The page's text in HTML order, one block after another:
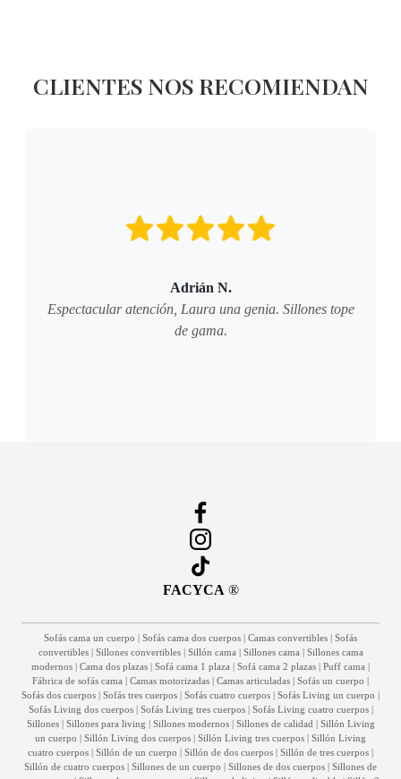
CLIENTES NOS RECOMIENDAN
Adrián N.
Espectacular atención, Laura una genia. Sillones tope
de gama.
FACYCA ®
Sofás cama un cuerpo Sofás cama dos cuerpos Camas convertibles
Sofás
convertibles| Sillones convertibles| Sillón cama Sillones cama
Sillones cama
modernos
Cama dos plazas Sofá cama 1 plaza Sofá cama 2 plazas Puff cama
Fábrica de sofás cama
Camas motorizadas Camas articuladas Sofás un cuerpo
Sofás dos cuerpos
Sofás tres cuerpos Sofás cuatro cuerpos Sofás Living un cuerpo
Sofás Living dos cuerpos| Sofás Living tres cuerpos| Sofás Living cuatro cuerpos|
Sillones| Sillones para living Sillones modernos| Sillones de calidad
Sillón Living
un cuerpo
Sillón Living dos cuerpos Sillón Living tres cuerpos
Sillón Living
cuatro cuerpos
Sillón de un cuerpo Sillón de dos cuerpos Sillón de tres cuerpos
Sillón de cuatro cuerpos
Sillones de un cuerpo Sillones de dos cuerpos
Sillones de